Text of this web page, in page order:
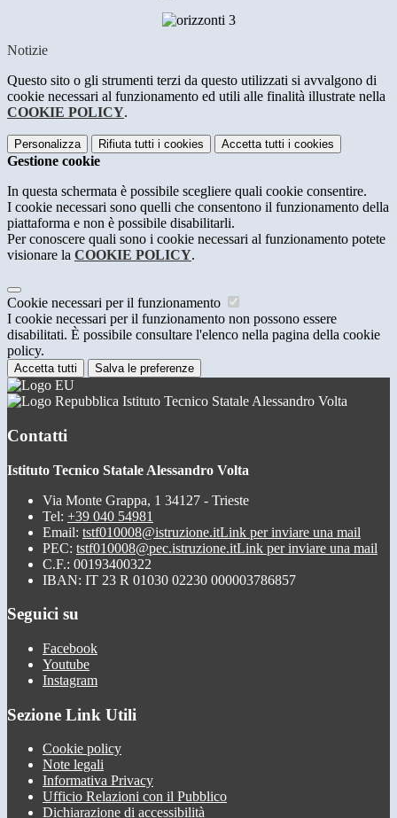
Notizie
Questo sito o gli strumenti terzi da questo utilizzati si avvalgono di
cookie necessari al funzionamento ed utili alle finalità illustrate nella
COOKIE POLICY.
Personalizza Rifiuta tutti i cookies Accetta tutti i cookies
Gestione cookie
In questa schermata è possibile scegliere quali cookie consentire.
I cookie necessari sono quelli che consentono il funzionamento della
piattaforma e non è possibile disabilitarli.
Per conoscere quali sono i cookie necessari al funzionamento potete
visionare la COOKIE POLICY.
Cookie necessari per il funzionamento
I cookie necessari per il funzionamento non possono essere
disabilitati. È possibile consultare l'elenco nella pagina della cookie
policy.
Accetta tutti Salva le preferenze
Istituto Tecnico Statale Alessandro Volta
Contatti
Istituto Tecnico Statale Alessandro Volta
Via Monte Grappa, 1 34127 - Trieste
Tel: +39 040 54981
Email: tstf010008@istruzione.itLink per inviare una mail
PEC: tstf010008@pec.istruzione.itLink per inviare una mail
C.F.: 00193400322
IBAN: IT 23 R 01030 02230 000003786857
Seguici su
Facebook
Youtube
Instagram
Sezione Link Utili
Cookie policy
Note legali
Informativa Privacy
Ufficio Relazioni con il Pubblico
Dichiarazione di accessibilità